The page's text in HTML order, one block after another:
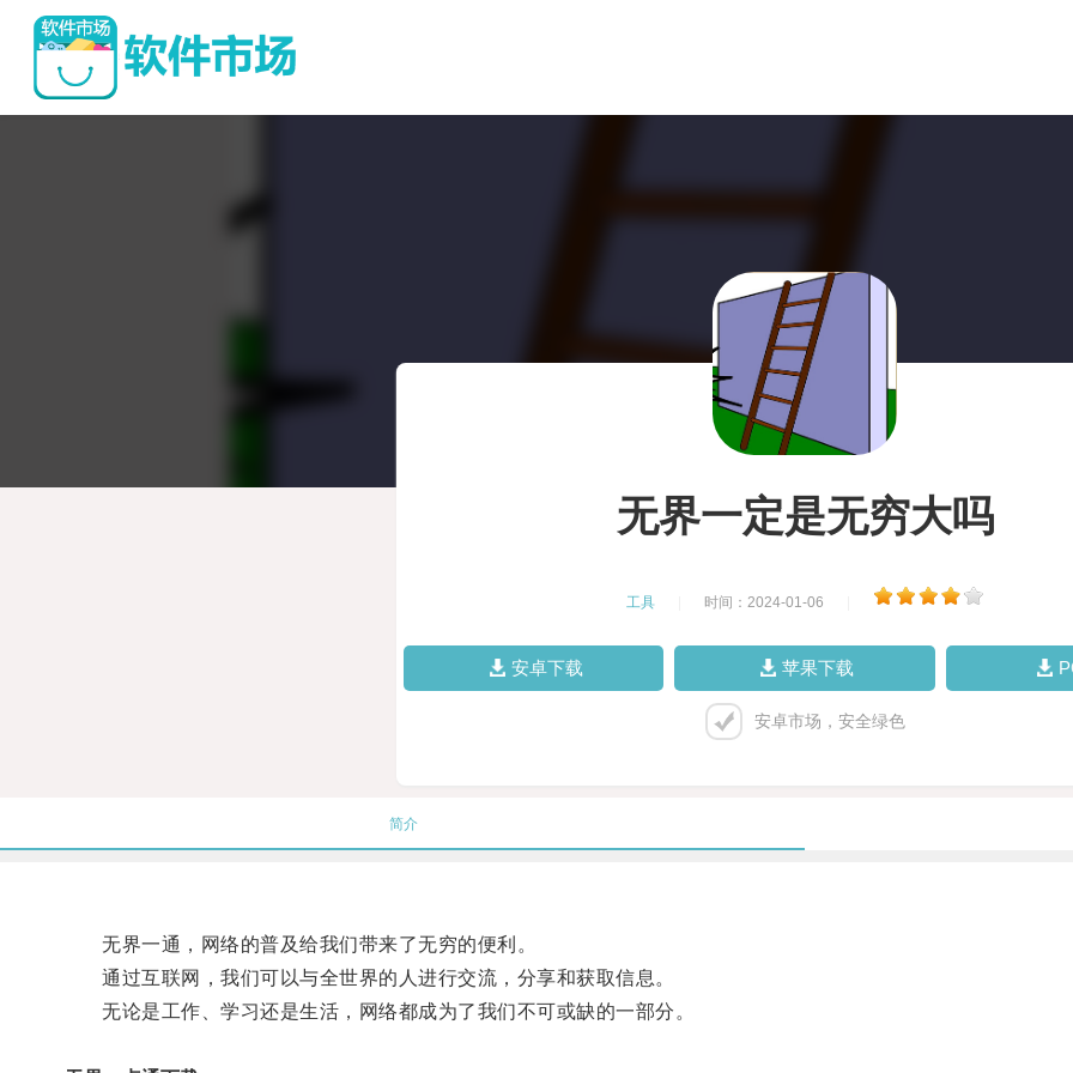
无界一定是无穷大吗
工具 时间：2024-01-06
安卓下载 苹果下载
安卓市场，安全绿色
简介
无界一通，网络的普及给我们带来了无穷的便利。
通过互联网，我们可以与全世界的人进行交流，分享和获取信息。
无论是工作、学习还是生活，网络都成为了我们不可或缺的一部分。